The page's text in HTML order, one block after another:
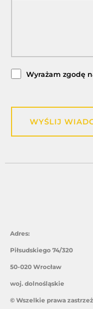
Wyrażam zgodę
WYŚLIJ
Adres:
Piłsudskiego 74/320
50-020 Wrocław
woj. dolnośląskie
© Wszelkie prawa